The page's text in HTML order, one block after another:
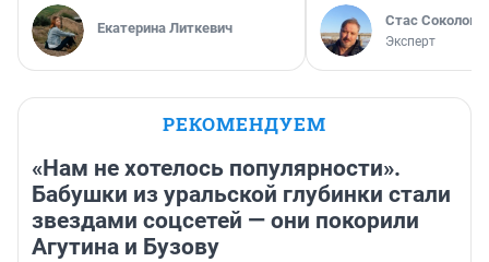
Екатерина Литкевич Стас Соколов
Эксперт
РЕКОМЕНДУЕМ
«Нам не хотелось популярности».
Бабушки из уральской глубинки стали
звездами соцсетей — они покорили
Агутина и Бузову